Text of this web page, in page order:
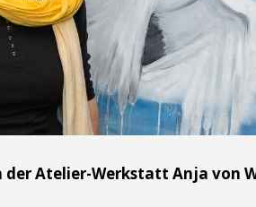
Atelier-Werkstatt Anja von